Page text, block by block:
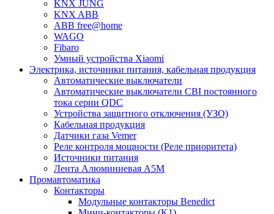
KNX JUNG
KNX ABB
ABB free@home
WAGO
Fibaro
Умный устройства Xiaomi
Электрика, источники питания, кабельная продукция
Автоматические выключатели
Автоматические выключатели CBI постоянного
тока серии QDC
Устройства защитного отключения (УЗО)
Кабельная продукция
Датчики газа Vemer
Реле контроля мощности (Реле приоритета)
Источники питания
Лента Алюминиевая А5М
Промавтоматика
Контакторы
Модульные контакторы Benedict